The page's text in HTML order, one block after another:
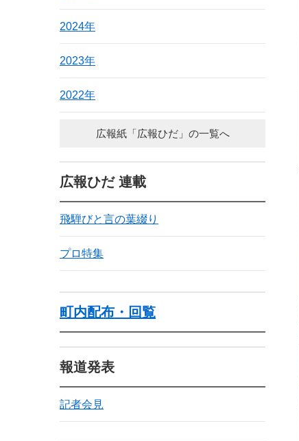
2024年
2023年
2022年
広報紙「広報ひだ」の一覧へ
広報ひだ 連載
飛騨びと言の葉綴り
プロ特集
町内配布・回覧
報道発表
記者会見